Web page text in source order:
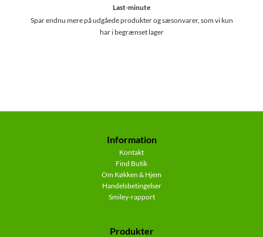
Last-minute
Spar endnu mere på udgåede produkter og sæsonvarer, som vi kun
har i begrænset lager
Information
Kontakt
Find Butik
Om Køkken & Hjem
Handelsbetingelser
Smiley-rapport
Produkter